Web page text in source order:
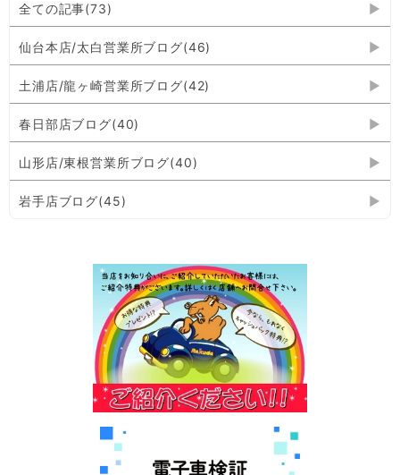
全ての記事(73)
仙台本店/太白営業所ブログ(46)
土浦店/龍ヶ崎営業所ブログ(42)
春日部店ブログ(40)
山形店/東根営業所ブログ(40)
岩手店ブログ(45)